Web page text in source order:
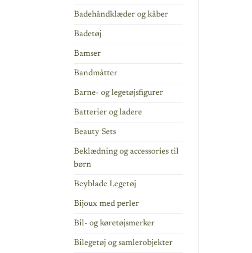
Badehåndklæder og kåber
Badetøj
Bamser
Bandmåtter
Barne- og legetøjsfigurer
Batterier og ladere
Beauty Sets
Beklædning og accessories til
børn
Beyblade Legetøj
Bijoux med perler
Bil- og køretøjsmerker
Bilegetøj og samlerobjekter